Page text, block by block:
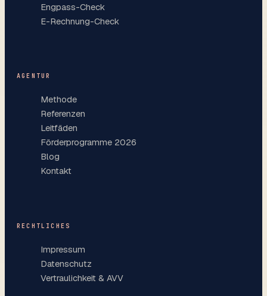
Engpass-Check
E-Rechnung-Check
AGENTUR
Methode
Referenzen
Leitfäden
Förderprogramme 2026
Blog
Kontakt
RECHTLICHES
Impressum
Datenschutz
Vertraulichkeit & AVV